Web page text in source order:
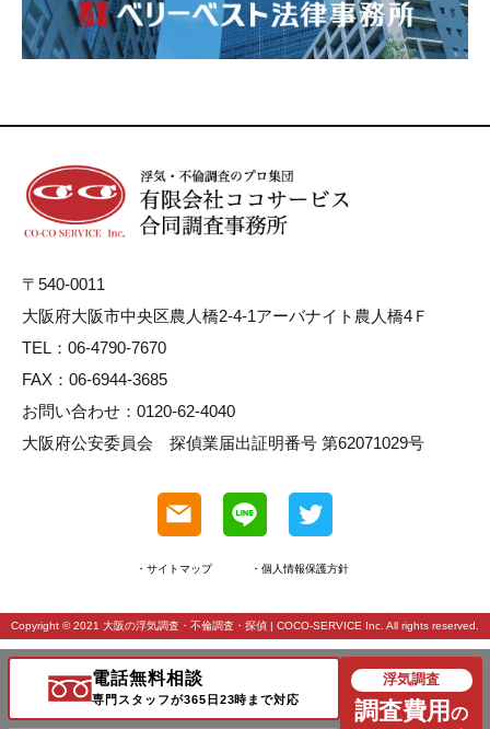
〒540-0011
大阪府大阪市中央区農人橋2-4-1アーバナイト農人橋4Ｆ
TEL：06-4790-7670
FAX：06-6944-3685
お問い合わせ：0120-62-4040
大阪府公安委員会 探偵業届出証明番号 第62071029号
・サイトマップ ・個人情報保護方針
Copyright © 2021 大阪の浮気調査・不倫調査・探偵 | COCO-SERVICE Inc. All rights reserved.
電話無料相談
専門スタッフが365日23時まで対応
浮気調査
調査費用の